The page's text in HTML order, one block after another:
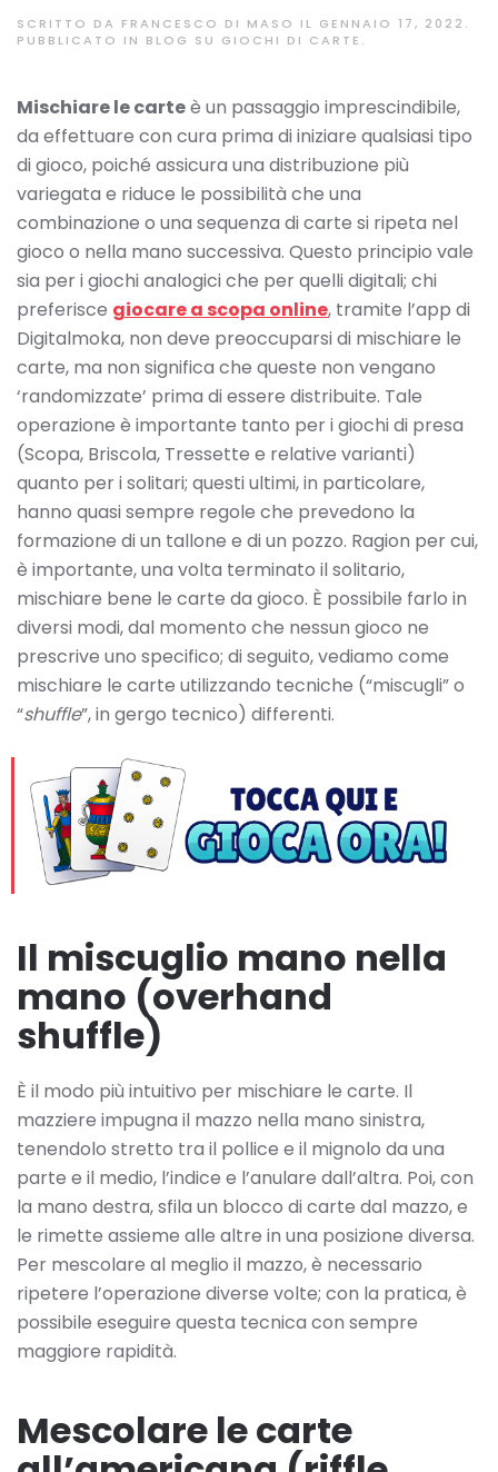
SCRITTO DA FRANCESCO DI MASO IL GENNAIO 17, 2022 .
PUBBLICATO IN BLOG SU GIOCHI DI CARTE .
Mischiare le carteè un passaggio imprescindibile,
da effettuare con cura prima di iniziare qualsiasi tipo
di gioco, poiché assicura una distribuzione più
variegata e riduce le possibilità che una
combinazione o una sequenza di carte si ripeta nel
gioco o nella mano successiva. Questo principio vale
sia per i giochi analogici che per quelli digitali; chi
preferisce giocare a scopa online, tramite l’app di
Digitalmoka, non deve preoccuparsi di mischiare le
carte, ma non significa che queste non vengano
‘randomizzate’ prima di essere distribuite. Tale
operazione è importante tanto per i giochi di presa
(Scopa, Briscola, Tressette e relative varianti)
quanto per i solitari; questi ultimi, in particolare,
hanno quasi sempre regole che prevedono la
formazione di un tallone e di un pozzo. Ragion per cui,
è importante, una volta terminato il solitario,
mischiare bene le carte da gioco. È possibile farlo in
diversi modi, dal momento che nessun gioco ne
prescrive uno specifico; di seguito, vediamo come
mischiare le carte utilizzando tecniche (“miscugli” o
“shuffle”, in gergo tecnico) differenti.
Il miscuglio mano nella
mano (overhand
shuffle)
È il modo più intuitivo per mischiare le carte. Il
mazziere impugna il mazzo nella mano sinistra,
tenendolo stretto tra il pollice e il mignolo da una
parte e il medio, l’indice e l’anulare dall’altra. Poi, con
la mano destra, sfila un blocco di carte dal mazzo, e
le rimette assieme alle altre in una posizione diversa.
Per mescolare al meglio il mazzo, è necessario
ripetere l’operazione diverse volte; con la pratica, è
possibile eseguire questa tecnica con sempre
maggiore rapidità.
Mescolare le carte